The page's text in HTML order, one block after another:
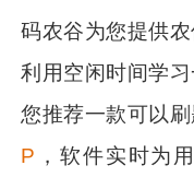
码农谷为您提供
利用空闲时间学
您推荐一款可以
P ，软件实时为